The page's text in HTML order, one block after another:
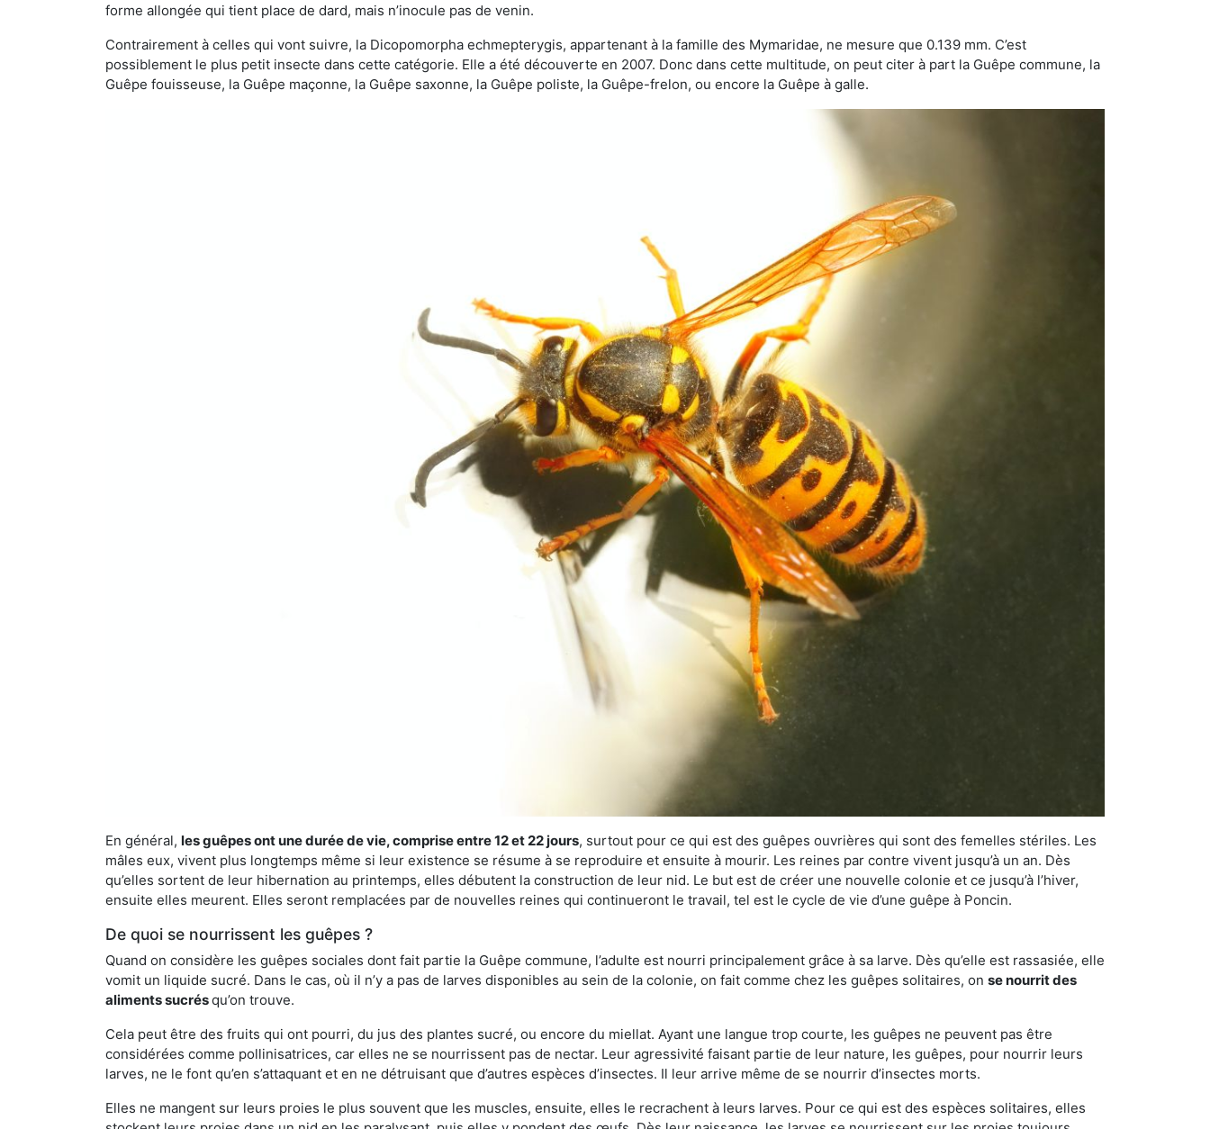
forme allongée qui tient place de dard, mais n’inocule pas de venin.
Contrairement à celles qui vont suivre, la Dicopomorpha echmepterygis, appartenant à la famille des Mymaridae, ne mesure que 0.139 mm. C’est
possiblement le plus petit insecte dans cette catégorie. Elle a été découverte en 2007. Donc dans cette multitude, on peut citer à part la Guêpe commune, la
Guêpe fouisseuse, la Guêpe maçonne, la Guêpe saxonne, la Guêpe poliste, la Guêpe-frelon, ou encore la Guêpe à galle.
En général, les guêpes ont une durée de vie, comprise entre 12 et 22 jours, surtout pour ce qui est des guêpes ouvrières qui sont des femelles stériles. Les
mâles eux, vivent plus longtemps même si leur existence se résume à se reproduire et ensuite à mourir. Les reines par contre vivent jusqu’à un an. Dès
qu’elles sortent de leur hibernation au printemps, elles débutent la construction de leur nid. Le but est de créer une nouvelle colonie et ce jusqu’à l’hiver,
ensuite elles meurent. Elles seront remplacées par de nouvelles reines qui continueront le travail, tel est le cycle de vie d’une guêpe à Poncin.
De quoi se nourrissent les guêpes ?
Quand on considère les guêpes sociales dont fait partie la Guêpe commune, l’adulte est nourri principalement grâce à sa larve. Dès qu’elle est rassasiée, elle
vomit un liquide sucré. Dans le cas, où il n’y a pas de larves disponibles au sein de la colonie, on fait comme chez les guêpes solitaires, on se nourrit des
aliments sucrésqu’on trouve.
Cela peut être des fruits qui ont pourri, du jus des plantes sucré, ou encore du miellat. Ayant une langue trop courte, les guêpes ne peuvent pas être
considérées comme pollinisatrices, car elles ne se nourrissent pas de nectar. Leur agressivité faisant partie de leur nature, les guêpes, pour nourrir leurs
larves, ne le font qu’en s’attaquant et en ne détruisant que d’autres espèces d’insectes. Il leur arrive même de se nourrir d’insectes morts.
Elles ne mangent sur leurs proies le plus souvent que les muscles, ensuite, elles le recrachent à leurs larves. Pour ce qui est des espèces solitaires, elles